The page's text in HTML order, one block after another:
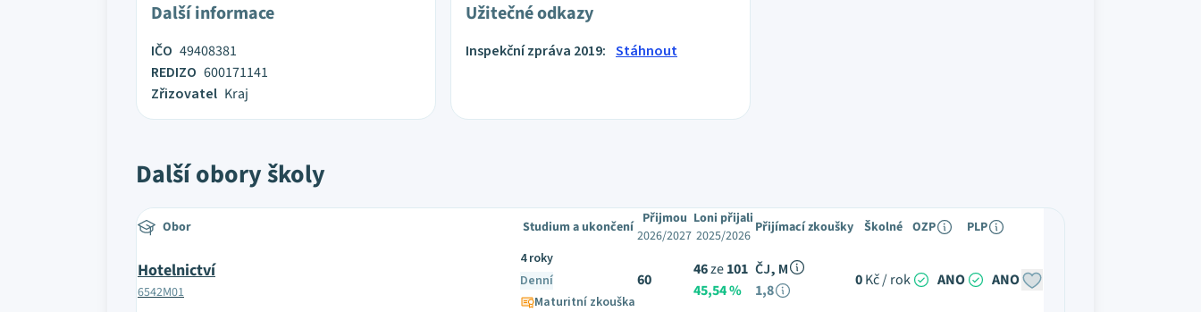
Další informace
IČO 49408381
REDIZO 600171141
Zřizovatel Kraj
Užitečné odkazy
Inspekční zpráva 2019: Stáhnout
Další obory školy
Obor Studium a ukončení Přijmou
2026/2027
Loni přijali
2025/2026 Přijímací zkoušky Školné OZP PLP
Hotelnictví
6542M01
4 roky
Denní
Maturitní zkouška
60
46ze101
45,54 %
ČJ, M
1,8
0Kč / rok ANO ANO